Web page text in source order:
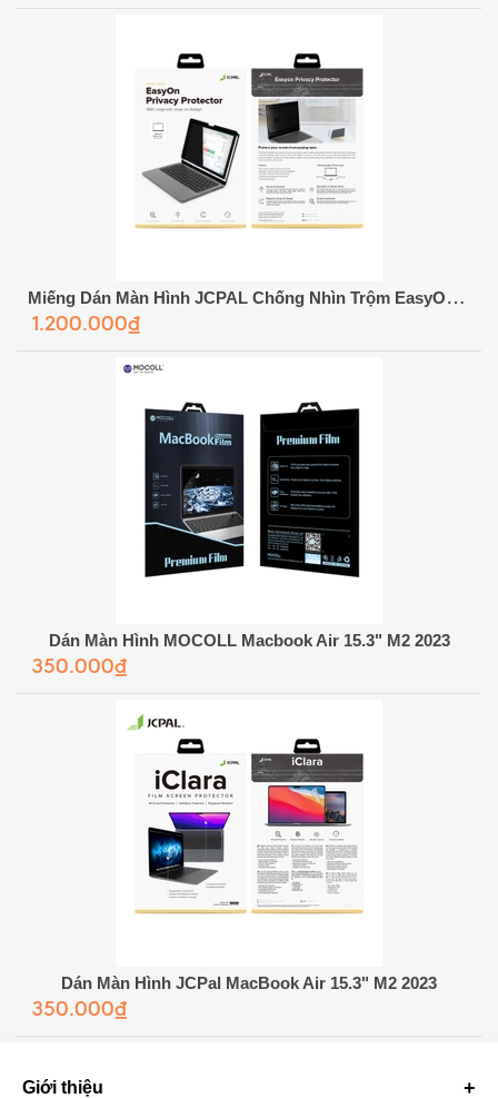
Miếng Dán Màn Hình JCPAL Chống Nhìn Trộm EasyOn Magnetic
1.200.000₫
Dán Màn Hình MOCOLL Macbook Air 15.3" M2 2023
350.000₫
Dán Màn Hình JCPal MacBook Air 15.3" M2 2023
350.000₫
Giới thiệu